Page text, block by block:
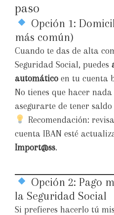
paso
Opción 1:
más común)
Cuando te das de alta
Seguridad Social, puedes
automático en tu cuenta
No tienes que hacer nada
asegurarte de tener saldo
Recomendación:
cuenta IBAN esté
Import@ss.
Opción 2: Pago
la Seguridad Social
Si prefieres hacerlo tú